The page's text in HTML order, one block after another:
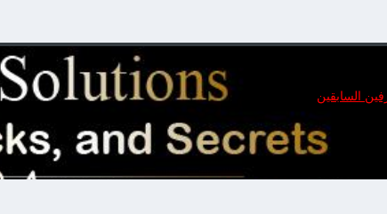
السابقين